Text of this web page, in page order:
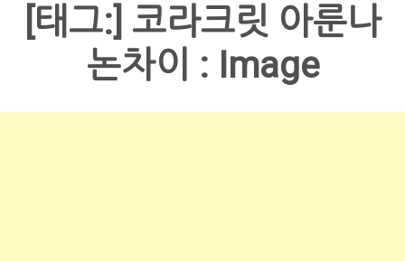
[태그:] 코라크릿 아룬나
논차이 : Image